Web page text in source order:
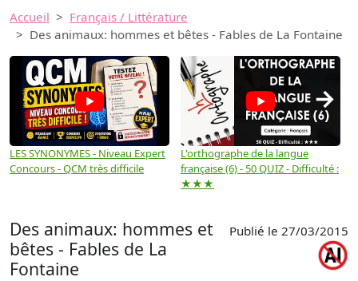
Accueil
Français / Littérature
Des animaux: hommes et bêtes - Fables de La Fontaine
LES SYNONYMES - Niveau Expert
Concours - QCM très difficile
L'orthographe de la langue
française (6) - 50 QUIZ - Difficulté :
★★★
→
Des animaux: hommes et
bêtes - Fables de La
Fontaine
Publié le 27/03/2015